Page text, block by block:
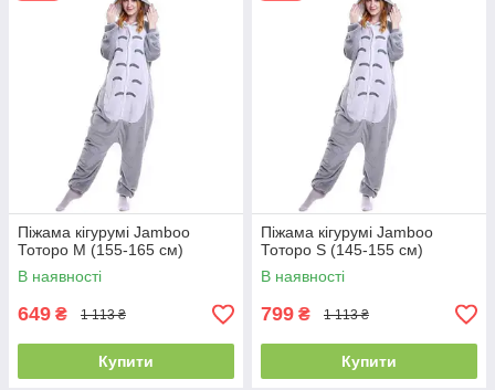
Піжама кігурумі Jamboo
Тоторо M (155-165 см)
В наявності
649 ₴ 1 113 ₴
Купити
Піжама кігурумі Jamboo
Тоторо S (145-155 см)
В наявності
799 ₴ 1 113 ₴
Купити